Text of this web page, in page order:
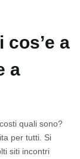
a
a
quali sono?
per tutti. Si
siti incontri